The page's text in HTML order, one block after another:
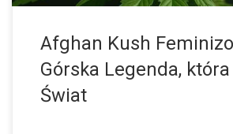
Afghan Kush
Górska Legenda, która
Świat